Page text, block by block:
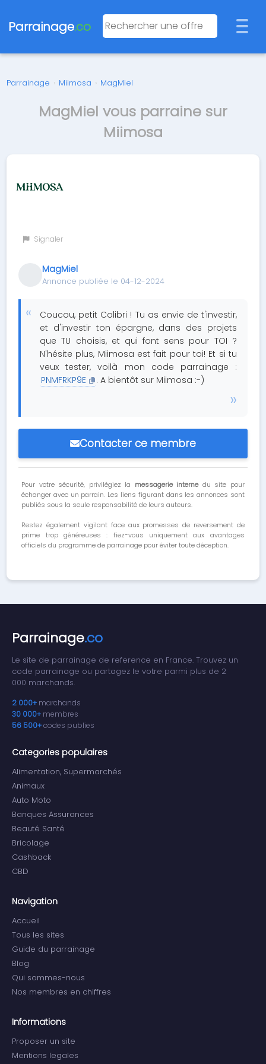
Parrainage.co
Parrainage › Miimosa › MagMiel
MagMiel vous parraine sur
Miimosa
Signaler
MagMiel
Annonce publiée le 04-12-2024
Coucou, petit Colibri ! Tu as envie de t'investir,
et d'investir ton épargne, dans des projets
que TU choisis, et qui font sens pour TOI ?
N'hésite plus, Miimosa est fait pour toi! Et si tu
veux tester, voilà mon code parrainage :
PNMFRKP9E
. A bientôt sur Miimosa :-)
Contacter ce membre
Pour votre sécurité, privilégiez la messagerie internedu site pour
échanger avec un parrain. Les liens figurant dans les annonces sont
publiés sous la seule responsabilité de leurs auteurs.
Restez également vigilant face aux promesses de reversement de
prime trop généreuses : fiez-vous uniquement aux avantages
officiels du programme de parrainage pour éviter toute déception.
Parrainage.co
Le site de parrainage de reference en France. Trouvez un
code parrainage ou partagez le votre parmi plus de 2
000 marchands.
2 000+ marchands
30 000+ membres
56 500+codes publies
Categories populaires
Alimentation, Supermarchés
Animaux
Auto Moto
Banques Assurances
Beauté Santé
Bricolage
Cashback
CBD
Navigation
Accueil
Tous les sites
Guide du parrainage
Blog
Qui sommes-nous
Nos membres en chiffres
Informations
Proposer un site
Mentions legales